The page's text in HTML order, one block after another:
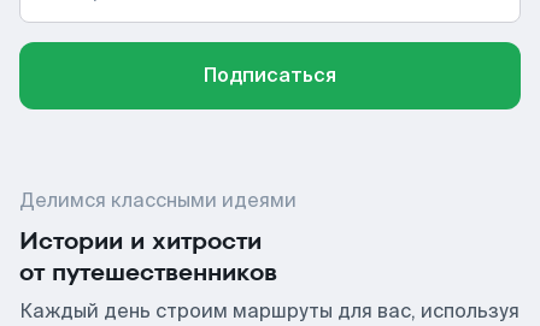
Подписаться
Делимся классными идеями
Истории и хитрости
от путешественников
Каждый день строим маршруты для вас, используя